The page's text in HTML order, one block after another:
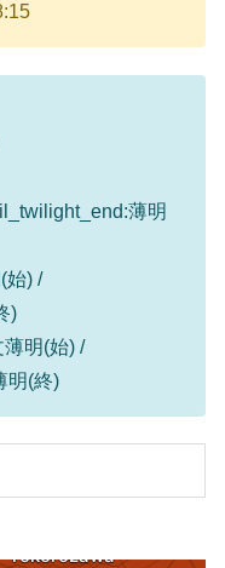
薄明
始) /
)
明(始) /
明(終)